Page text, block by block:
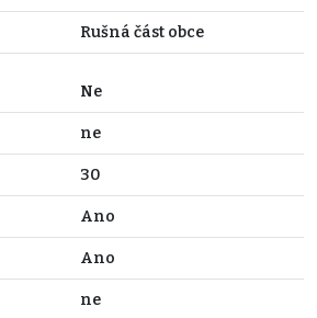
Rušná část obce
Ne
ne
30
Ano
Ano
ne